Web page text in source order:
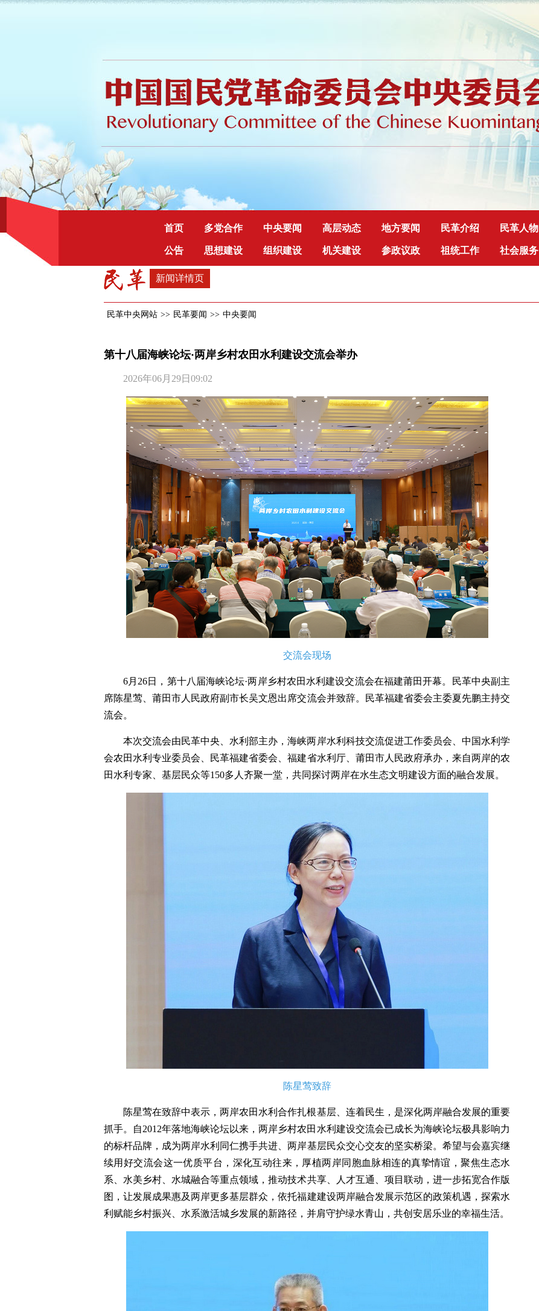
首页 多党合作 中央要闻 高层动态 地方要闻 民革介绍 民革人物
公告 思想建设 组织建设 机关建设 参政议政 祖统工作 社会服务
新闻详情页
民革中央网站 >> 民革要闻 >> 中央要闻
第十八届海峡论坛·两岸乡村农田水利建设交流会举办
2026年06月29日09:02
交流会现场
6月26日，第十八届海峡论坛·两岸乡村农田水利建设交流会在福建莆田开幕。民革中央副主
席陈星莺、莆田市人民政府副市长吴文恩出席交流会并致辞。民革福建省委会主委夏先鹏主持交
流会。
本次交流会由民革中央、水利部主办，海峡两岸水利科技交流促进工作委员会、中国水利学
会农田水利专业委员会、民革福建省委会、福建省水利厅、莆田市人民政府承办，来自两岸的农
田水利专家、基层民众等150多人齐聚一堂，共同探讨两岸在水生态文明建设方面的融合发展。
陈星莺致辞
陈星莺在致辞中表示，两岸农田水利合作扎根基层、连着民生，是深化两岸融合发展的重要
抓手。自2012年落地海峡论坛以来，两岸乡村农田水利建设交流会已成长为海峡论坛极具影响力
的标杆品牌，成为两岸水利同仁携手共进、两岸基层民众交心交友的坚实桥梁。希望与会嘉宾继
续用好交流会这一优质平台，深化互动往来，厚植两岸同胞血脉相连的真挚情谊，聚焦生态水
系、水美乡村、水城融合等重点领域，推动技术共享、人才互通、项目联动，进一步拓宽合作版
图，让发展成果惠及两岸更多基层群众，依托福建建设两岸融合发展示范区的政策机遇，探索水
利赋能乡村振兴、水系激活城乡发展的新路径，并肩守护绿水青山，共创安居乐业的幸福生活。